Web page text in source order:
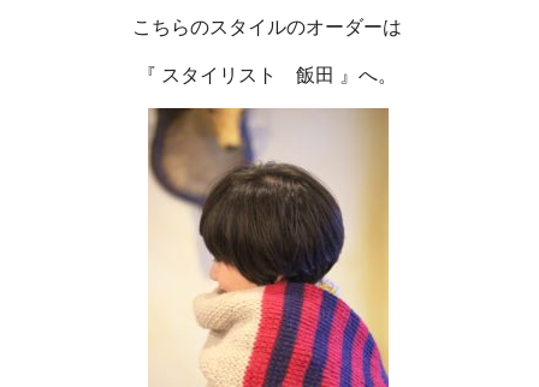
こちらのスタイルのオーダーは
『 スタイリスト 飯田 』へ。